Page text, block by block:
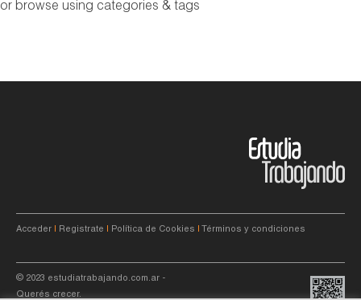
or browse using categories & tags
Acceder Registrate Política de Cookies Términos y condiciones
© 2023 estudiatrabajando.com.ar -
Querés crecer.